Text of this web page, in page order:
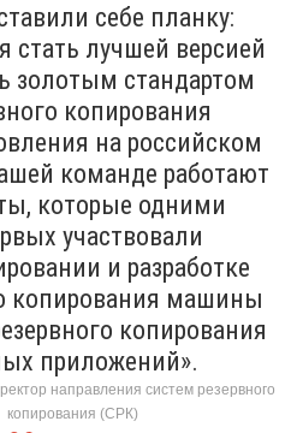
себе планку:
стать лучшей версией
золотым стандартом
копирования
на российском
команде работают
которые одними
участвовали
и разработке
копирования машины
копирования
приложений».
направления систем резервного
копирования (СРК)